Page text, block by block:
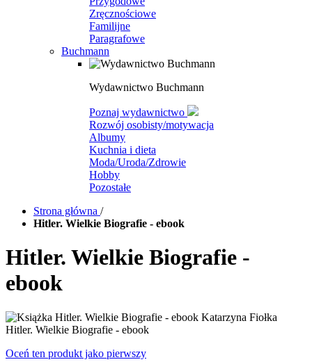
Zręcznościowe
Familijne
Paragrafowe
Buchmann
Wydawnictwo Buchmann
Poznaj wydawnictwo
Rozwój osobisty/motywacja
Albumy
Kuchnia i dieta
Moda/Uroda/Zdrowie
Hobby
Pozostałe
Strona główna /
Hitler. Wielkie Biografie - ebook
Hitler. Wielkie Biografie -
ebook
Hitler. Wielkie Biografie - ebook
Oceń ten produkt jako pierwszy